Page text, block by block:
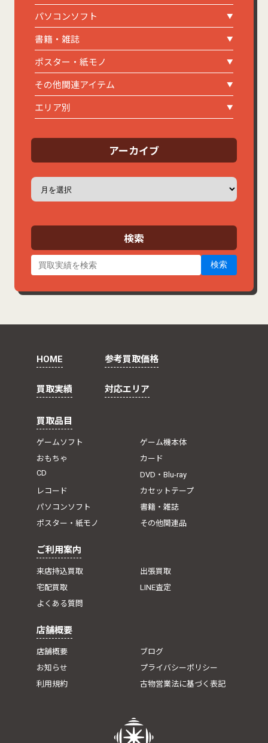
パソコンソフト
書籍・雑誌
ポスター・紙モノ
その他関連アイテム
エリア別
アーカイブ
ア
カ
ブ
検索
検索
HOME 参考買取価格
買取実績 対応エリア
買取品目
ゲームソフト
ゲーム機本体
おもちゃ
カード
CD
DVD・Blu-ray
レコード
カセットテープ
パソコンソフト
書籍・雑誌
ポスター・紙モノ
その他関連品
ご利用案内
来店持込買取
出張買取
宅配買取
LINE査定
よくある質問
店舗概要
店舗概要
ブログ
お知らせ
プライバシーポリシー
利用規約
古物営業法に基づく表記